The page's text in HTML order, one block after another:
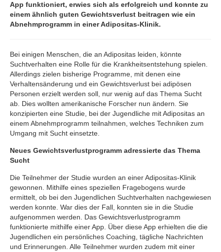
App funktioniert, erwies sich als erfolgreich und konnte zu
einem ähnlich guten Gewichtsverlust beitragen wie ein
Abnehmprogramm in einer Adipositas-Klinik.
Bei einigen Menschen, die an Adipositas leiden, könnte
Suchtverhalten eine Rolle für die Krankheitsentstehung spielen.
Allerdings zielen bisherige Programme, mit denen eine
Verhaltensänderung und ein Gewichtsverlust bei adipösen
Personen erzielt werden soll, nur wenig auf das Thema Sucht
ab. Dies wollten amerikanische Forscher nun ändern. Sie
konzipierten eine Studie, bei der Jugendliche mit Adipositas an
einem Abnehmprogramm teilnahmen, welches Techniken zum
Umgang mit Sucht einsetzte.
Neues Gewichtsverlustprogramm adressierte das Thema
Sucht
Die Teilnehmer der Studie wurden an einer Adipositas-Klinik
gewonnen. Mithilfe eines speziellen Fragebogens wurde
ermittelt, ob bei den Jugendlichen Suchtverhalten nachgewiesen
werden konnte. War dies der Fall, konnten sie in die Studie
aufgenommen werden. Das Gewichtsverlustprogramm
funktionierte mithilfe einer App. Über diese App erhielten die die
Jugendlichen ein persönliches Coaching, tägliche Nachrichten
und Erinnerungen. Alle Teilnehmer wurden zudem mit einer